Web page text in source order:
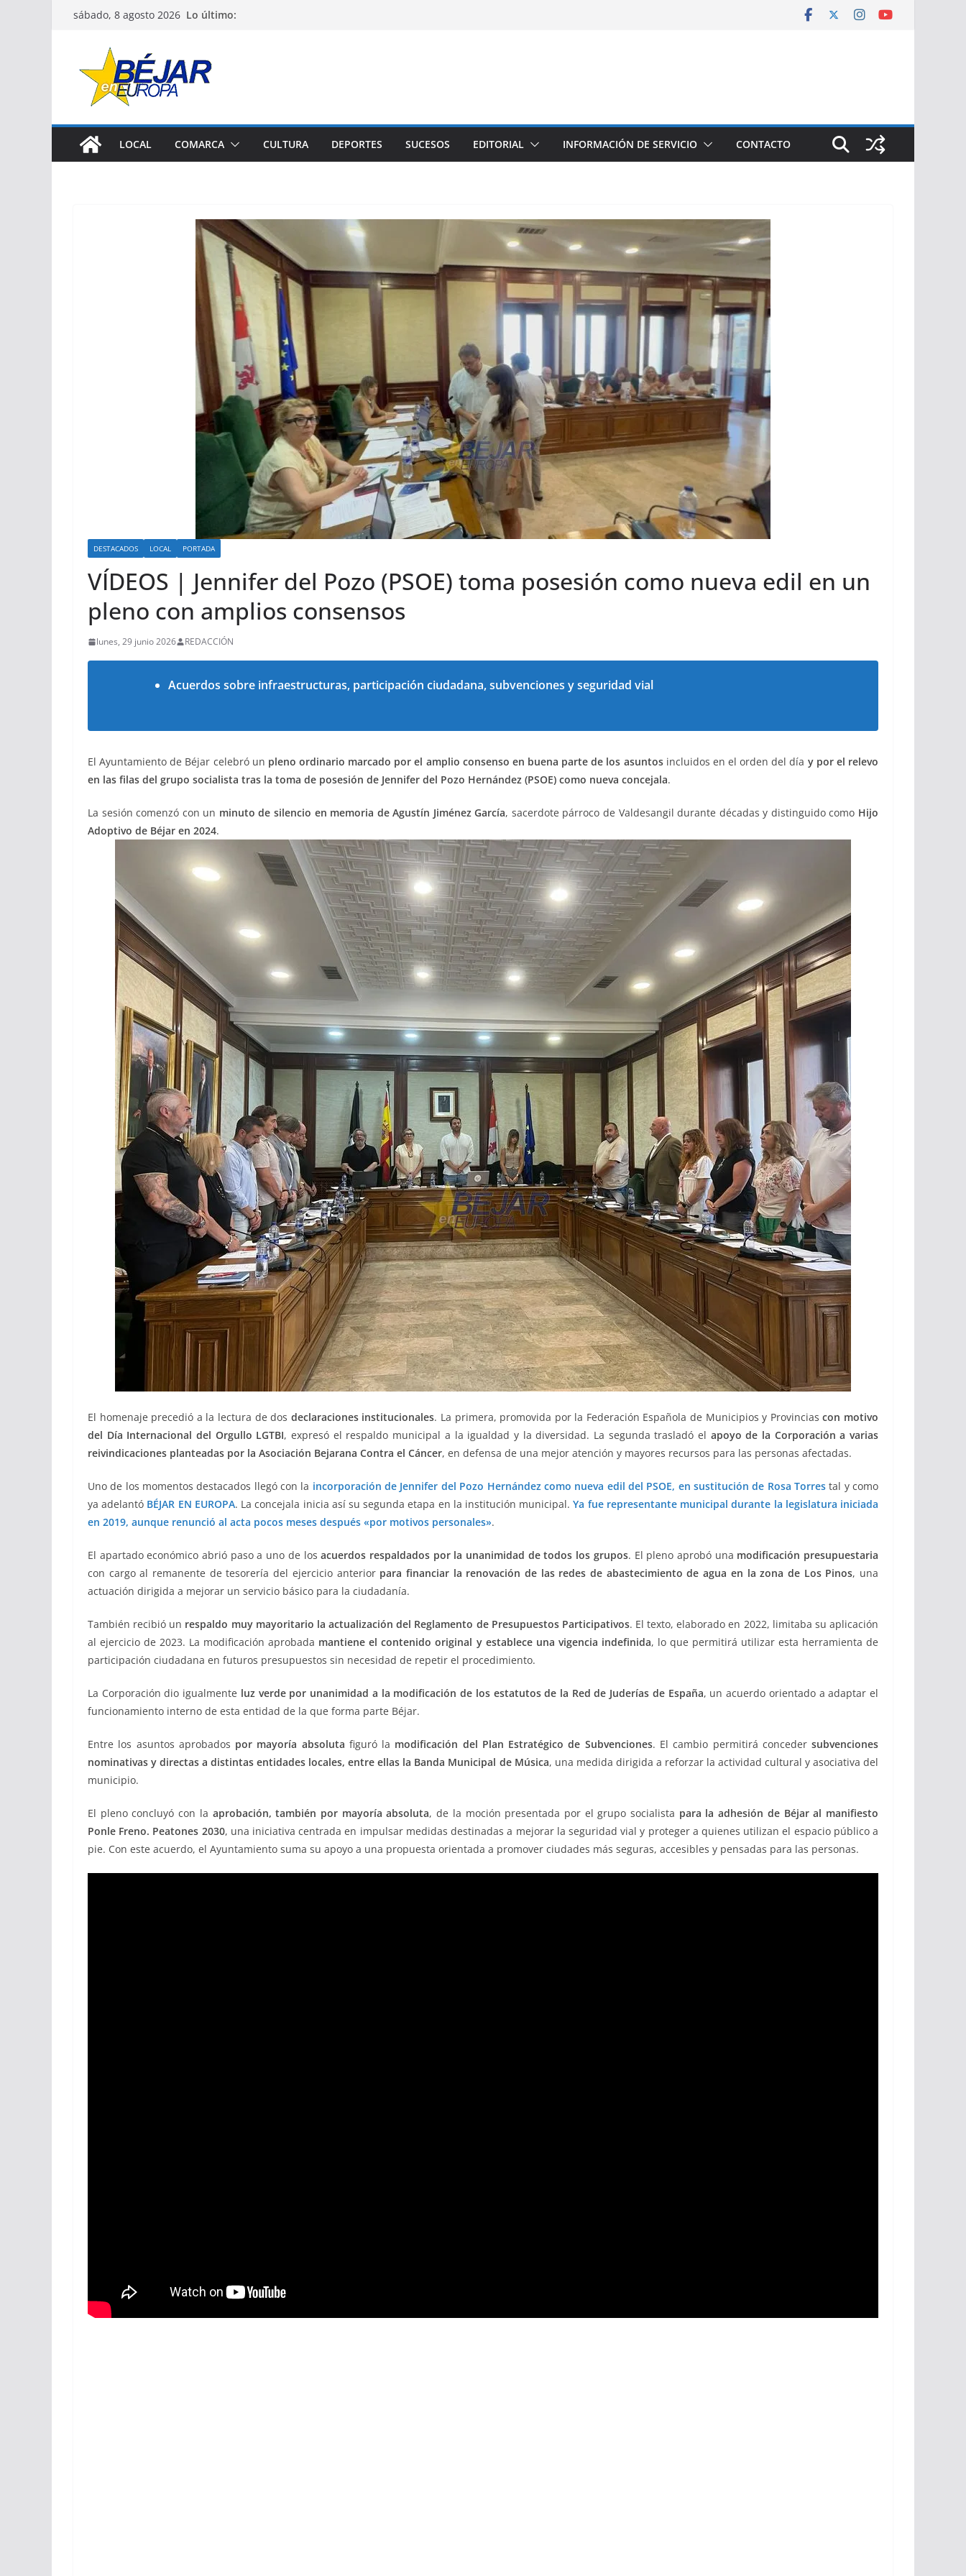
Saltarsábado, 8 agosto 2026 Lo último:
LOCAL COMARCA CULTURA DEPORTES SUCESOS EDITORIAL INFORMACIÓN DE SERVICIO CONTACTO
DESTACADOS LOCAL PORTADA
VÍDEOS | Jennifer del Pozo (PSOE) toma posesión como nueva edil en un
pleno con amplios consensos
lunes, 29 junio 2026 REDACCIÓN
Acuerdos sobre infraestructuras, participación ciudadana, subvenciones y seguridad vial
El Ayuntamiento de Béjar celebró un pleno ordinario marcado por el amplio consenso en buena parte de los asuntosincluidos en el orden del día y por el relevo
en las filas del grupo socialista tras la toma de posesión de Jennifer del Pozo Hernández (PSOE) como nueva concejala.
La sesión comenzó con un minuto de silencio en memoria de Agustín Jiménez García, sacerdote párroco de Valdesangil durante décadas y distinguido como Hijo
Adoptivo de Béjar en 2024.
El homenaje precedió a la lectura de dos declaraciones institucionales. La primera, promovida por la Federación Española de Municipios y Provinciascon motivo
del Día Internacional del Orgullo LGTBI, expresó el respaldo municipal a la igualdad y la diversidad. La segunda trasladó el apoyo de la Corporación a varias
reivindicaciones planteadas por la Asociación Bejarana Contra el Cáncer, en defensa de una mejor atención y mayores recursos para las personas afectadas.
Uno de los momentos destacados llegó con la incorporación de Jennifer del Pozo Hernández como nueva edil del PSOE, en sustitución de Rosa Torrestal y como
ya adelantó BÉJAR EN EUROPA. La concejala inicia así su segunda etapa en la institución municipal.Ya fue representante municipal durante la legislatura iniciada
en 2019, aunque renunció al acta pocos meses después «por motivos personales».
El apartado económico abrió paso a uno de losacuerdos respaldados por la unanimidad de todos los grupos. El pleno aprobó una modificación presupuestaria
con cargo al remanente de tesorería del ejercicio anterior para financiar la renovación de las redes de abastecimiento de agua en la zona de Los Pinos, una
actuación dirigida a mejorar un servicio básico para la ciudadanía.
También recibió un respaldo muy mayoritario la actualización del Reglamento de Presupuestos Participativos. El texto, elaborado en 2022, limitaba su aplicación
al ejercicio de 2023. La modificación aprobada mantiene el contenido original y establece una vigencia indefinida, lo que permitirá utilizar esta herramienta de
participación ciudadana en futuros presupuestos sin necesidad de repetir el procedimiento.
La Corporación dio igualmente luz verde por unanimidad a la modificación de los estatutos de la Red de Juderías de España, un acuerdo orientado a adaptar el
funcionamiento interno de esta entidad de la que forma parte Béjar.
Entre los asuntos aprobados por mayoría absoluta figuró la modificación del Plan Estratégico de Subvenciones. El cambio permitirá concedersubvenciones
nominativas y directas a distintas entidades locales, entre ellas la Banda Municipal de Música, una medida dirigida a reforzar la actividad cultural y asociativa del
municipio.
El pleno concluyó con la aprobación, también por mayoría absoluta, de la moción presentada por el grupo socialista para la adhesión de Béjar al manifiesto
Ponle Freno. Peatones 2030, una iniciativa centrada en impulsar medidas destinadas a mejorar la seguridad vial y proteger a quienes utilizan el espacio público a
pie. Con este acuerdo, el Ayuntamiento suma su apoyo a una propuesta orientada a promover ciudades más seguras, accesibles y pensadas para las personas.